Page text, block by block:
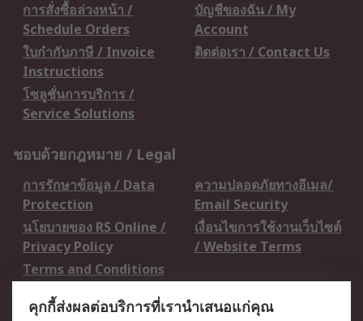
การสั่งซื้อล่วงหน้า /
Schedule Orders
บัญชีของฉัน / My
Account
ใบกำกับภาษี / Invoice
Instructions
ติดต่อเรา / Contact Us
โซลูชั่นการบริการ /
Service Solutions
ชอบด้วยกฎหมาย / Legal
การรักษาข้อมูล / Data
Protection
ความปลอดภัยทางอีเมล/
Email Security
นโยบายของ RS Online /
Privacy Policy
เงื่อนไขการใช้งานเว็บไซต์
/ Website Terms
Terms and Conditions
คุกกี้ส่งผลต่อบริการที่เรานำเสนอแก่คุณ